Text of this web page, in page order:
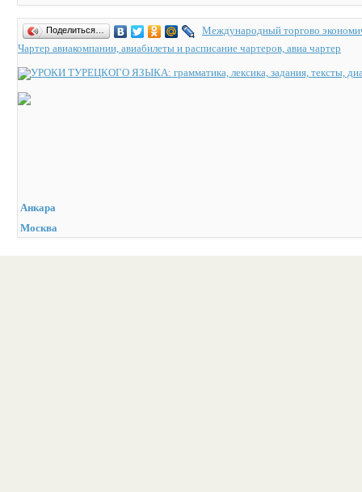
Поделиться…
Международный торгово
Чартер авиакомпании, авиабилеты и расписание чартеров, авиа чартер
Анкара
Москва